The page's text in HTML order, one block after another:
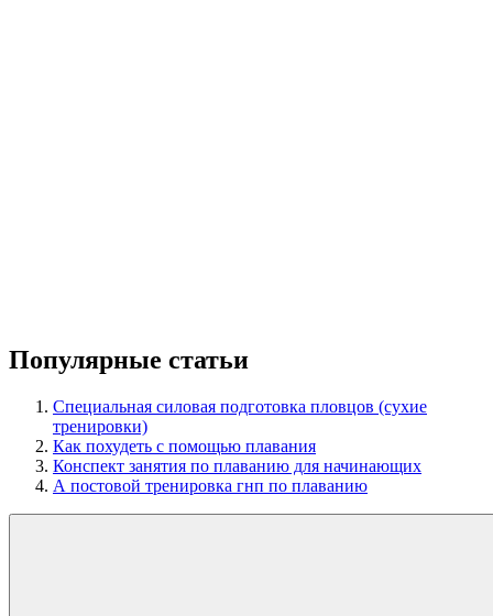
Популярные статьи
Специальная силовая подготовка пловцов (сухие
тренировки)
Как похудеть с помощью плавания
Конспект занятия по плаванию для начинающих
А постовой тренировка гнп по плаванию